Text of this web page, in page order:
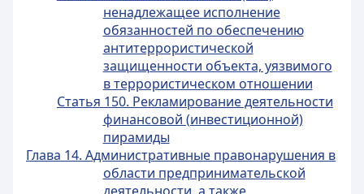
ненадлежащее исполнение
обязанностей по обеспечению
антитеррористической
защищенности объекта, уязвимого
в террористическом отношении
Статья 150. Рекламирование деятельности
финансовой (инвестиционной)
пирамиды
Глава 14. Административные правонарушения в
области предпринимательской